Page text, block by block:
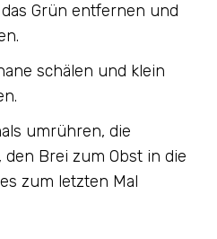
Grün entfernen und
schälen und klein
umrühren, die
Brei zum Obst in die
zum letzten Mal